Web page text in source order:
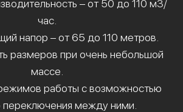
– от 50 до 110 м3/
час.
напор – от 65 до 110 метров.
размеров при очень небольшой
массе.
работы с возможностью
переключения между ними.